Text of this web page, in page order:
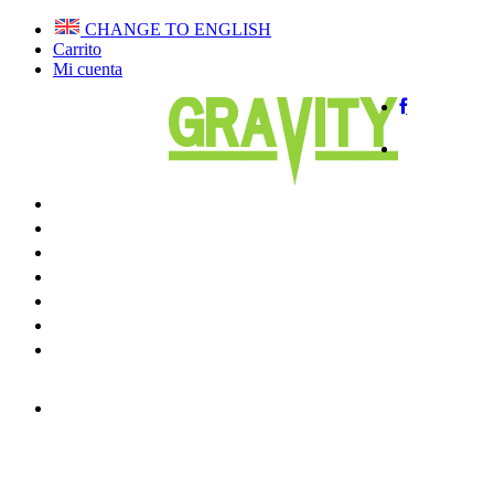
CHANGE TO ENGLISH
Carrito
Mi cuenta